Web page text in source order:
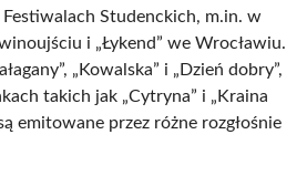
Studenckich, m.in. w
i „Łykend” we Wrocławiu.
„Kowalska” i „Dzień dobry”,
takich jak „Cytryna” i „Kraina
emitowane przez różne rozgłośnie